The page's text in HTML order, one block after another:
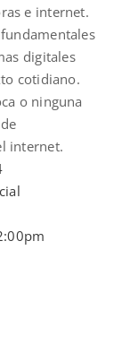
e internet.
digitales
cotidiano.
o ninguna
internet.